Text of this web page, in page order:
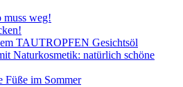
muss weg!
TAUTROPFEN Gesichtsöl
Naturkosmetik: natürlich schöne
Füße im Sommer